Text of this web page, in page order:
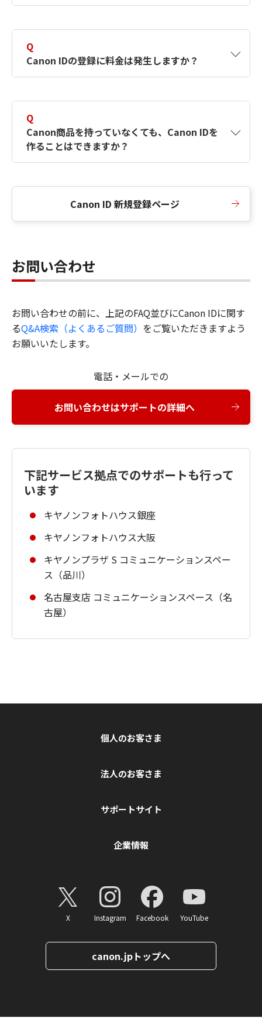
択したサービスから取得します。アカウントを
簡単に作成できるように、この情報を使用して
Canon IDの登録フォームを入力します。
Q
Canon IDの登録に料金は発生しますか？
Q
Canon商品を持っていなくても、Canon IDを
作ることはできますか？
Canon ID 新規登録ページ
お問い合わせ
お問い合わせの前に、上記のFAQ並びにCanon IDに関す
るQ&A検索（よくあるご質問） をご覧いただきますよう
お願いいたします。
電話・メールでの
お問い合わせはサポートの詳細へ
下記サービス拠点でのサポートも行って
います
キヤノンフォトハウス銀座
キヤノンフォトハウス大阪
キヤノンプラザ S コミュニケーションスペー
ス（品川）
名古屋支店 コミュニケーションスペース（名
古屋）
個人のお客さま
法人のお客さま
サポートサイト
企業情報
X Instagram Facebook YouTube
canon.jpトップへ